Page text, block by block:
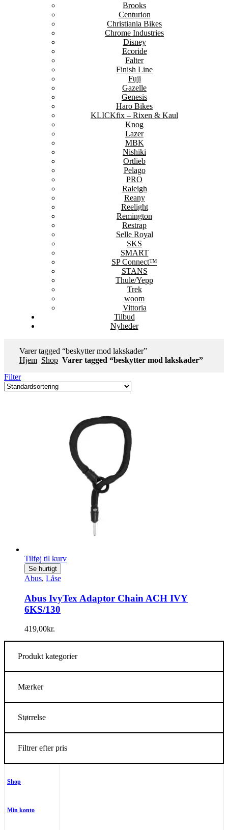
Brooks
Centurion
Christiania Bikes
Chrome Industries
Disney
Ecoride
Falter
Finish Line
Fuji
Gazelle
Genesis
Haro Bikes
KLICKfix – Rixen & Kaul
Knog
Lazer
MBK
Nishiki
Ortlieb
Pelago
PRO
Raleigh
Reany
Reelight
Remington
Restrap
Selle Royal
SKS
SMART
SP Connect™
STANS
Thule/Yepp
Trek
woom
Vittoria
Tilbud
Nyheder
Varer tagged “beskytter mod lakskader”
Hjem Shop Varer tagged “beskytter mod lakskader”
Filter
Tilføj til kurv
Se hurtigt
Abus, Låse
Abus IvyTex Adaptor Chain ACH IVY
6KS/130
419,00kr.
Produkt kategorier
Mærker
Størrelse
Filtrer efter pris
Shop
Min konto